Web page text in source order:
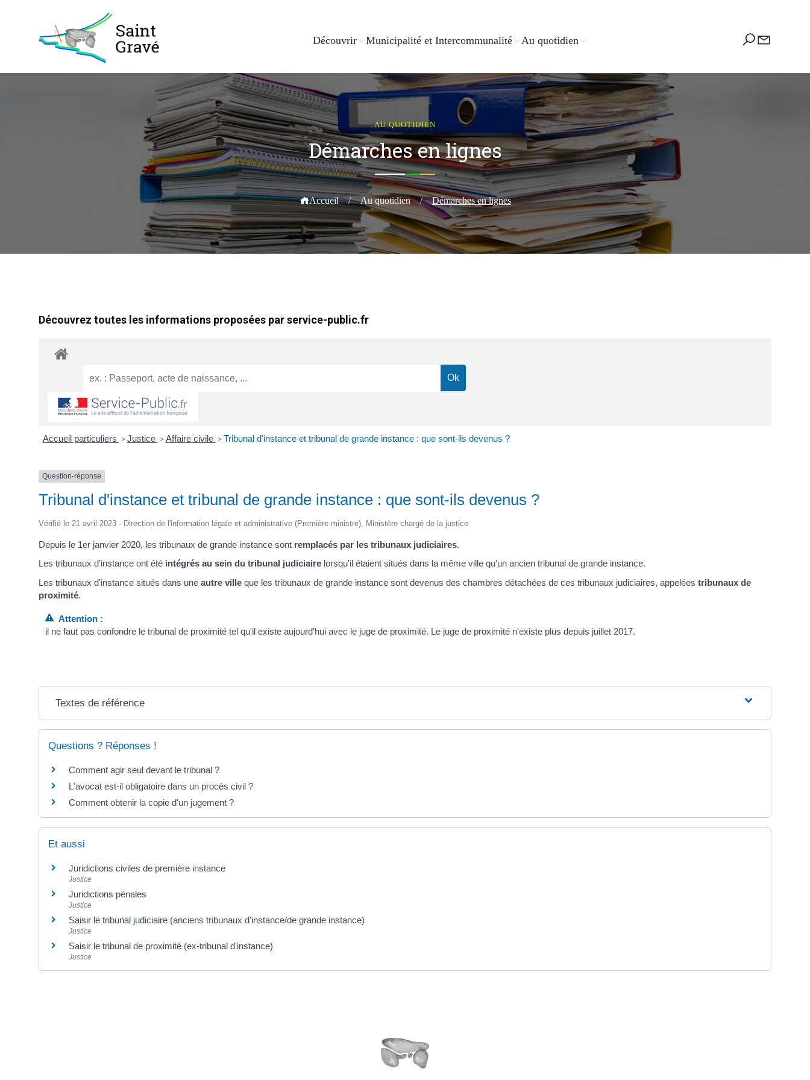
Découvrir Municipalité et Intercommunalité Au quotidien
AU QUOTIDIEN
Démarches en lignes
Accueil / Au quotidien / Démarches en lignes
Découvrez toutes les informations proposées par service-public.fr
Accueil particuliers > Justice > Affaire civile > Tribunal d'instance et tribunal de grande instance : que sont-ils devenus ?
Question-réponse
Tribunal d'instance et tribunal de grande instance : que sont-ils devenus ?
Vérifié le 21 avril 2023 - Direction de l'information légale et administrative (Première ministre), Ministère chargé de la justice
Depuis le 1er janvier 2020, les tribunaux de grande instance sont remplacés par les tribunaux judiciaires.
Les tribunaux d'instance ont été intégrés au sein du tribunal judiciaire lorsqu'il étaient situés dans la même ville qu'un ancien tribunal de grande instance.
Les tribunaux d'instance situés dans une autre ville que les tribunaux de grande instance sont devenus des chambres détachées de ces tribunaux judiciaires, appelées tribunaux de
proximité.
Attention :
il ne faut pas confondre le tribunal de proximité tel qu'il existe aujourd'hui avec le juge de proximité. Le juge de proximité n'existe plus depuis juillet 2017.
Textes de référence
Questions ? Réponses !
Comment agir seul devant le tribunal ?
L'avocat est-il obligatoire dans un procès civil ?
Comment obtenir la copie d'un jugement ?
Et aussi
Juridictions civiles de première instance
Justice
Juridictions pénales
Justice
Saisir le tribunal judiciaire (anciens tribunaux d'instance/de grande instance)
Justice
Saisir le tribunal de proximité (ex-tribunal d'instance)
Justice